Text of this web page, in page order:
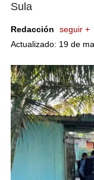
Sula
Redacción
seguir +
Actualizado: 19 de